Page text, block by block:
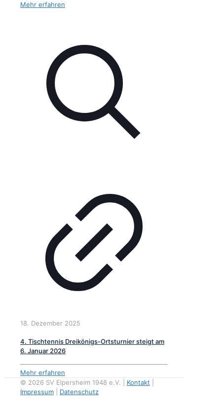
Mehr erfahren
18. Dezember 2025
4. Tischtennis Dreikönigs-Ortsturnier steigt am
6. Januar 2026
Mehr erfahren
© 2026 SV Elpersheim 1948 e.V. | Kontakt
Impressum
Datenschutz